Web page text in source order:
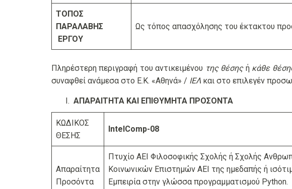
ΤΟΠΟΣ
ΠΑΡΑΛΑΒΗΣ
ΕΡΓΟΥ
Ως τόπος απασχόλησης του έκτακτου
Πληρέστερη περιγραφή του αντικειμένου της θέσηςή κάθε
συναφθεί ανάμεσα στο Ε.Κ. «Αθηνά» / ΙΕΛ και στο επιλεγέν
ΑΠΑΡΑΙΤΗΤΑ ΚΑΙ ΕΠΙΘΥΜΗΤΑ ΠΡΟΣΟΝΤΑ
ΚΩΔΙΚΟΣ
ΘΕΣΗΣ
IntelComp-08
Απαραίτητα
Προσόντα
Πτυχίο ΑΕΙ Φιλοσοφικής Σχολής ή Σχολής
Κοινωνικών Επιστημών ΑΕΙ της ημεδαπής ή
Εμπειρία στην γλώσσα προγραμματισμού Python.